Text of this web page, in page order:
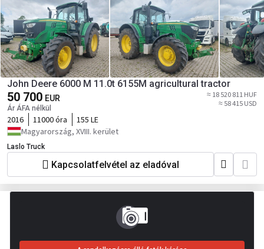
John Deere 6000 M 11.0t 6155M agricultural tractor
50 700 EUR
Ár ÁFA nélkül
≈ 18 520 811 HUF
≈ 58 415 USD
2016 11000 óra
155 LE
Magyarország, XVIII. kerület
Laslo Truck
Kapcsolatfelvétel az eladóval